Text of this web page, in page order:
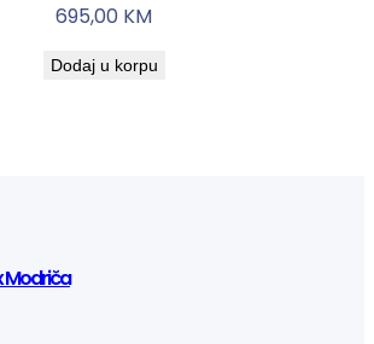
695,00 KM
Dodaj u korpu
Modriča